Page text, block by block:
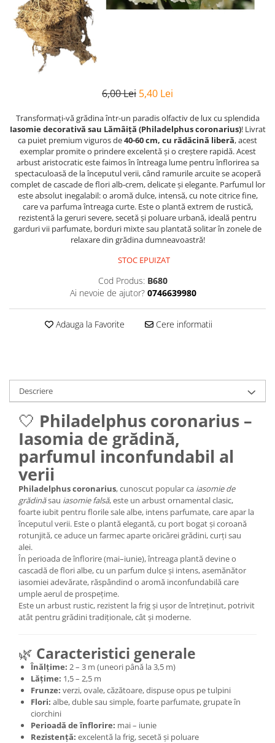
6,00 Lei 5,40 Lei
Transformați-vă grădina într-un paradis olfactiv de lux cu splendida
Iasomie decorativă sau Lămâiță (Philadelphus coronarius)! Livrat
ca puiet premium viguros de40-60 cm, cu rădăcină liberă, acest
exemplar promite o prindere excelentă și o creștere rapidă. Acest
arbust aristocratic este faimos în întreaga lume pentru înflorirea sa
spectaculoasă de la începutul verii, când ramurile arcuite se acoperă
complet de cascade de flori alb-crem, delicate și elegante. Parfumul lor
este absolut inegalabil: o aromă dulce, intensă, cu note citrice fine,
care va parfuma întreaga curte. Este o plantă extrem de rustică,
rezistentă la geruri severe, secetă și poluare urbană, ideală pentru
garduri vii parfumate, borduri mixte sau plantată solitar în zonele de
relaxare din grădina dumneavoastră!
STOC EPUIZAT
Cod Produs: B680
Ai nevoie de ajutor? 0746639980
Adauga la Favorite Cere informatii
Descriere
🤍 Philadelphus coronarius –
Iasomia de grădină,
parfumul inconfundabil al
verii
Philadelphus coronarius, cunoscut popular ca iasomie de
grădinăsau iasomie falsă, este un arbust ornamental clasic,
foarte iubit pentru florile sale albe, intens parfumate, care apar la
începutul verii. Este o plantă elegantă, cu port bogat și coroană
rotunjită, ce aduce un farmec aparte oricărei grădini, curți sau
alei.
În perioada de înflorire (mai–iunie), întreaga plantă devine o
cascadă de flori albe, cu un parfum dulce și intens, asemănător
iasomiei adevărate, răspândind o aromă inconfundabilă care
umple aerul de prospețime.
Este un arbust rustic, rezistent la frig și ușor de întreținut, potrivit
atât pentru grădini tradiționale, cât și moderne.
🌿 Caracteristici generale
Înălțime: 2 – 3 m (uneori până la 3,5 m)
Lățime: 1,5 – 2,5 m
Frunze: verzi, ovale, căzătoare, dispuse opus pe tulpini
Flori: albe, duble sau simple, foarte parfumate, grupate în
ciorchini
Perioadă de înflorire: mai – iunie
Rezistență: excelentă la frig, secetă și poluare